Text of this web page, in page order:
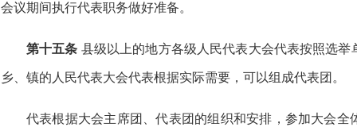
会议期间执行代表职务做好准备。
第十五条 县级以上的地方各级人民代表大会代表按照选
乡、镇的人民代表大会代表根据实际需要，可以组成代表团。
代表根据大会主席团、代表团的组织和安排，参加大会